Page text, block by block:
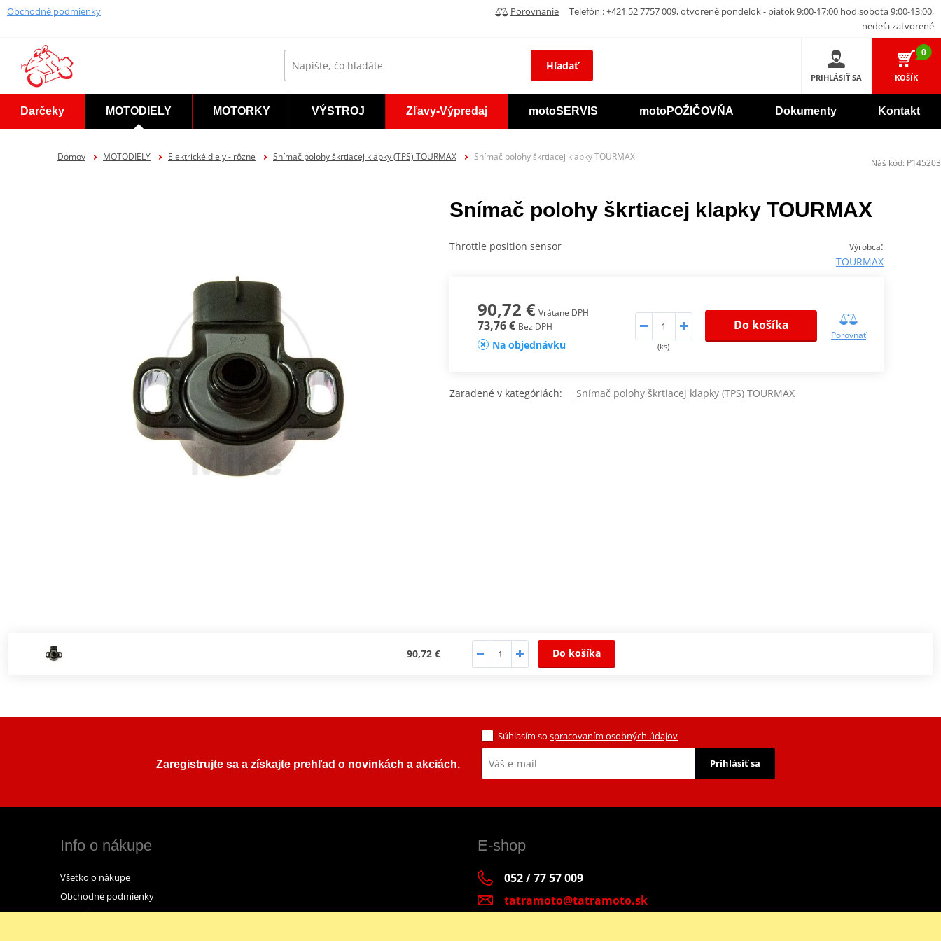
Obchodné podmienky Porovnanie
Telefón : +421 52 7757 009, otvorené pondelok - piatok 9:00-17:00 hod,sobota 9:00-13:00,
nedeľa zatvorené
Hľadať
PRIHLÁSIŤ SA
0
KOŠÍK
Darčeky MOTODIELY MOTORKY VÝSTROJ Zľavy-Výpredaj motoSERVIS motoPOŽIČOVŇA Dokumenty Kontakt
Domov MOTODIELY Elektrické diely - rôzne Snímač polohy škrtiacej klapky (TPS) TOURMAX Snímač polohy škrtiacej klapky TOURMAX
Snímač polohy škrtiacej klapky TOURMAX
Výrobca:
TOURMAX
Throttle position sensor
90,72 € Vrátane DPH
73,76 € Bez DPH
Na objednávku (ks)
Do košíka
Porovnať
Zaradené v kategóriách: Snímač polohy škrtiacej klapky (TPS) TOURMAX
90,72 € Do košíka
Náš kód: P145203
Zaregistrujte sa a získajte prehľad o novinkách a akciách.
Súhlasím so spracovaním osobných údajov
Prihlásiť sa
Info o nákupe
Všetko o nákupe
Obchodné podmienky
Kontakt
E-shop
052 / 77 57 009
tatramoto@tatramoto.sk